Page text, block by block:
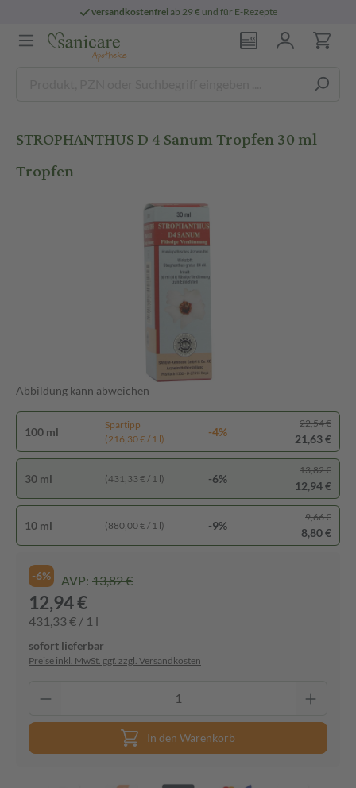
versandkostenfreiab 29 € und für E-Rezepte
STROPHANTHUS D 4 Sanum Tropfen 30 ml
Tropfen
Abbildung kann abweichen
100 ml
Spartipp
(216,30 € / 1 l)
-4%
22,54 €
21,63 €
30 ml (431,33 € / 1 l) -6%
13,82 €
12,94 €
10 ml (880,00 € / 1 l) -9%
9,66 €
8,80 €
-6% AVP: 13,82 €
12,94 €
431,33 € / 1 l
sofort lieferbar
Preise inkl. MwSt. ggf. zzgl. Versandkosten
In den Warenkorb